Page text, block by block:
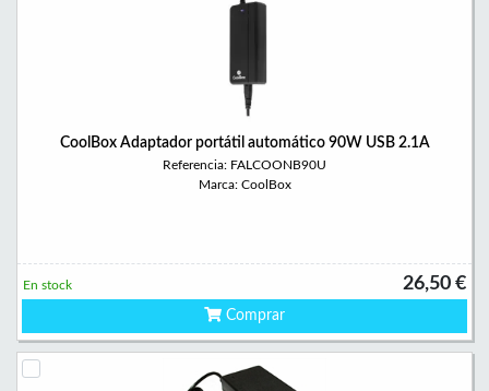
CoolBox Adaptador portátil automático 90W USB 2.1A
Referencia: FALCOONB90U
Marca: CoolBox
26,50 €
En stock
Comprar